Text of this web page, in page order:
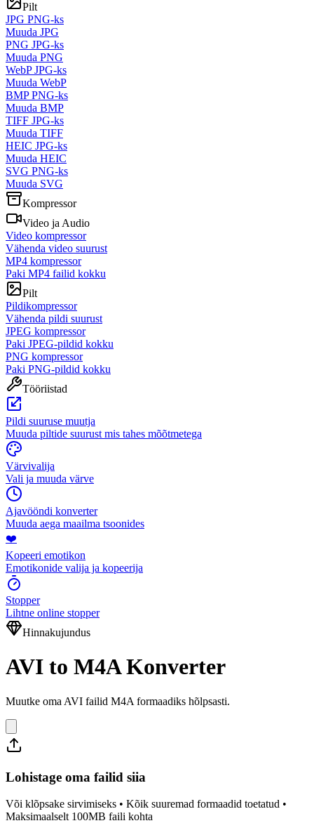
Pilt
JPG PNG-ks
Muuda JPG
PNG JPG-ks
Muuda PNG
WebP JPG-ks
Muuda WebP
BMP PNG-ks
Muuda BMP
TIFF JPG-ks
Muuda TIFF
HEIC JPG-ks
Muuda HEIC
SVG PNG-ks
Muuda SVG
Kompressor
Video ja Audio
Video kompressor
Vähenda video suurust
MP4 kompressor
Paki MP4 failid kokku
Pilt
Pildikompressor
Vähenda pildi suurust
JPEG kompressor
Paki JPEG-pildid kokku
PNG kompressor
Paki PNG-pildid kokku
Tööriistad
Pildi suuruse muutja
Muuda piltide suurust mis tahes mõõtmetega
Värvivalija
Vali ja muuda värve
Ajavööndi konverter
Muuda aega maailma tsoonides
❤️
Kopeeri emotikon
Emotikonide valija ja kopeerija
Stopper
Lihtne online stopper
Hinnakujundus
AVI to M4A Konverter
Muutke oma AVI failid M4A formaadiks hõlpsasti.
Lohistage oma failid siia
Või klõpsake sirvimiseks • Kõik suuremad formaadid toetatud •
Maksimaalselt 100MB faili kohta